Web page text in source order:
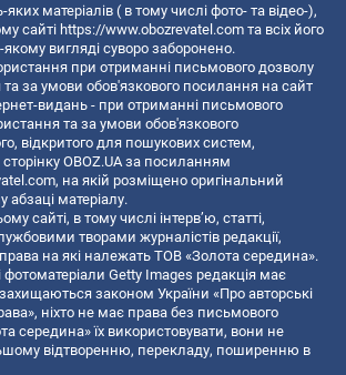
матеріалів ( в тому числі фото- та відео-),
сайті https://www.obozrevatel.com та всіх його
вигляді суворо заборонено.
при отриманні письмового дозволу
та за умови обов'язкового посилання на сайт
видань - при отриманні письмового
та за умови обов'язкового
відкритого для пошукових систем,
OBOZ.UA за посиланням
, на якій розміщено оригінальний
матеріалу.
сайті, в тому числі інтерв’ю, статті,
творами журналістів редакції,
на які належать ТОВ «Золота середина».
фотоматеріали Getty Images редакція має
законом України «Про авторські
ніхто не має права без письмового
середина» їх використовувати, вони не
відтворенню, перекладу, поширенню в